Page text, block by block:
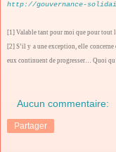
http://gouvernance-
[1] Valable tant pour moi que pour tout
[2] S’il y a une exception, elle
eux continuent de progresser… Quoi
Aucun commentaire:
Partager